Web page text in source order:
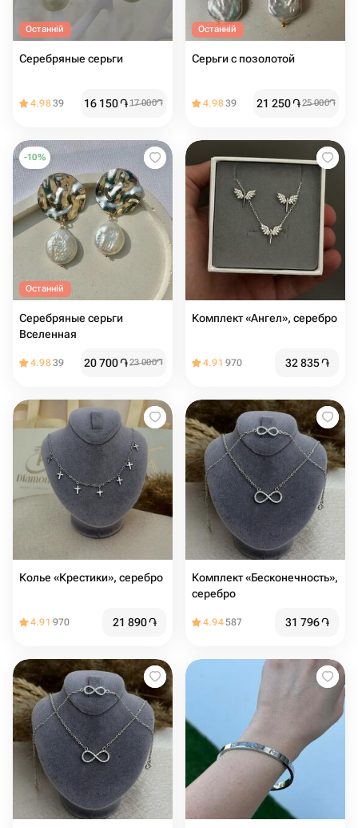
Останній
Серебряные серьги
4.9839 16 150֏17 000֏
Останній
Серьги с позолотой
4.9839 21 250֏25 000֏
-10%
Останній
Серебряные серьги
Вселенная
4.9839 20 700֏23 000֏
Комплект «Ангел», серебро
4.91 970 32 835֏
Колье «Крестики», серебро
4.91 970 21 890֏
Комплект «Бесконечность»,
серебро
4.94587 31 796֏